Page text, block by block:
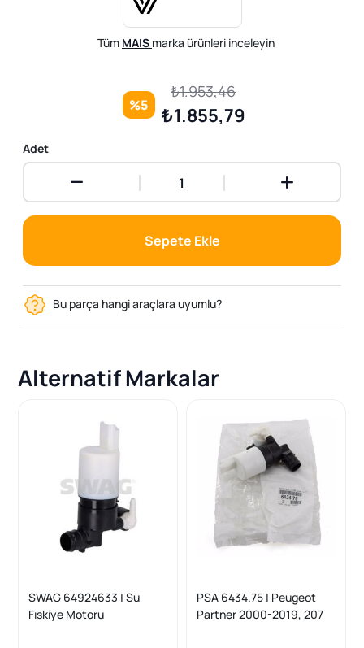
Tüm MAIS marka ürünleri inceleyin
%5
₺1.953,46
₺1.855,79
Adet
Sepete Ekle
Bu parça hangi araçlara uyumlu?
Alternatif Markalar
SWAG 64924633 | Su
Fıskiye Motoru
PSA 6434.75 | Peugeot
Partner 2000-2019, 207